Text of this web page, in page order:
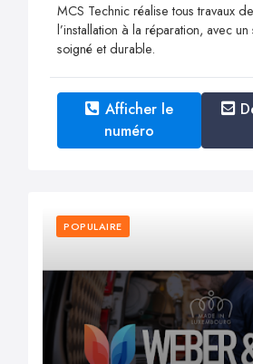
MCS Technic réalise tous travaux
l’installation à la réparation, avec
soigné et durable.
Afficher le
numéro
POPULAIRE